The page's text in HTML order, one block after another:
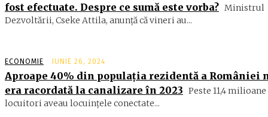
fost efectuate. Despre ce sumă este vorba? Ministrul
Dezvoltării, Cseke Attila, anunţă că vineri au...
ECONOMIE IUNIE 26, 2024
Aproape 40% din populația rezidentă a României
era racordată la canalizare în 2023 Peste 11,4 milioane
locuitori aveau locuinţele conectate...